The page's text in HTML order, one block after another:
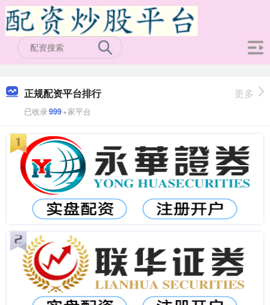
正规配资平台排行
已收录999+家平台
更多